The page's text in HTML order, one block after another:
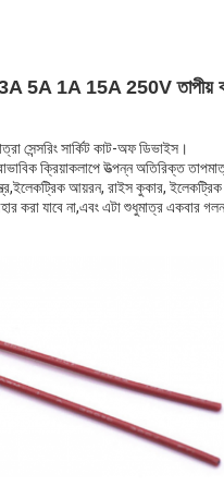
5A 1A 15A 250V তাপীয়
সেন্সরিং সার্কিট কাট-অফ ডিভাইস।
ক্রিয়াকলাপে উত্পন্ন অতিরিক্ত
আয়রন, রাইস কুকার, ইলেকট্রিক
করা যাবে না,এবং এটা শুধুমাত্র একবার